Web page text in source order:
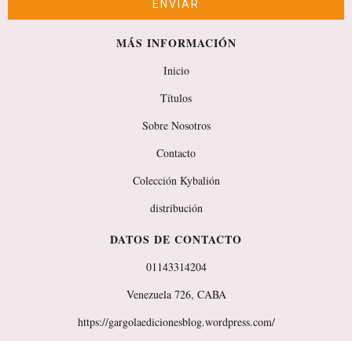
MÁS INFORMACIÓN
Inicio
Títulos
Sobre Nosotros
Contacto
Colección Kybalión
distribución
DATOS DE CONTACTO
01143314204
Venezuela 726, CABA
https://gargolaedicionesblog.wordpress.com/